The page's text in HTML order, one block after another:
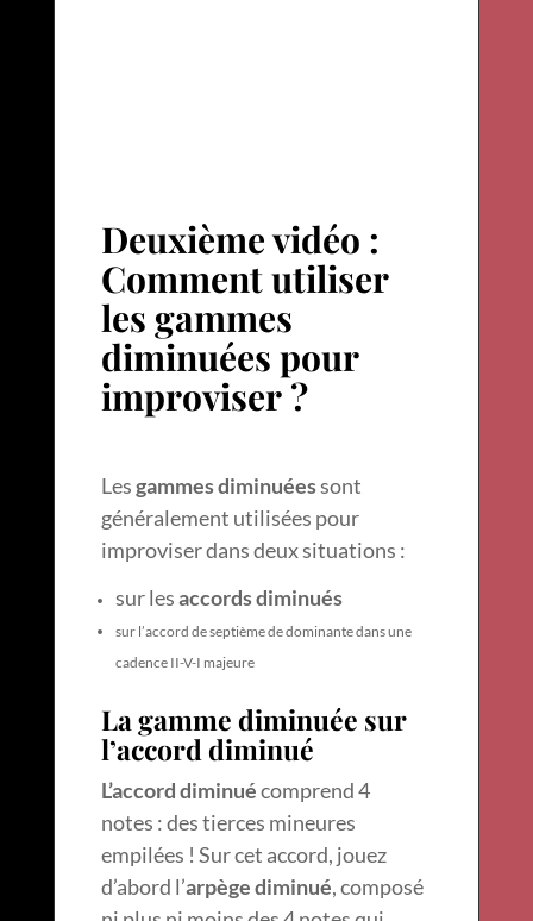
Deuxième vidéo :
Comment utiliser
les gammes
diminuées pour
improviser ?
Lesgammes diminuéessont
généralement utilisées pour
improviser dans deux situations :
sur lesaccords diminués
sur l’accord de septième de dominante dans une
cadence II-V-I majeure
La gamme diminuée sur
l’accord diminué
L’accord diminuécomprend 4
notes : des tierces mineures
empilées ! Sur cet accord, jouez
d’abord l’arpège diminué, composé